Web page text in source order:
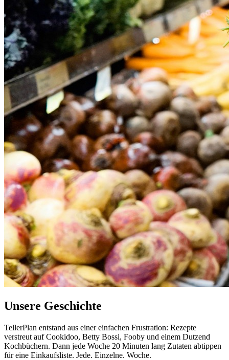
Unsere Geschichte
TellerPlan entstand aus einer einfachen Frustration: Rezepte
verstreut auf Cookidoo, Betty Bossi, Fooby und einem Dutzend
Kochbüchern. Dann jede Woche 20 Minuten lang Zutaten abtippen
für eine Einkaufsliste. Jede. Einzelne. Woche.